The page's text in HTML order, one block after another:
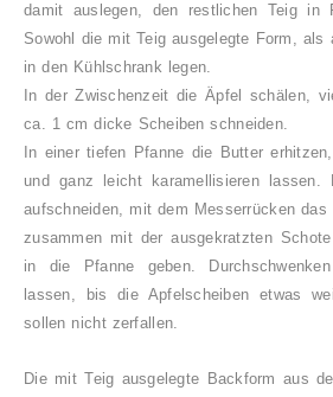
damit auslegen, den restlichen Teig in
Sowohl die mit Teig ausgelegte Form, als
in den Kühlschrank legen.
In der Zwischenzeit die Äpfel schälen,
ca. 1 cm dicke Scheiben schneiden.
In einer tiefen Pfanne die Butter
und ganz leicht karamellisieren lassen.
aufschneiden, mit dem Messerrücken das
zusammen mit der ausgekratzten
in die Pfanne geben.
lassen, bis die Apfelscheiben etwas
sollen nicht zerfallen.
Die mit Teig ausgelegte Backform aus